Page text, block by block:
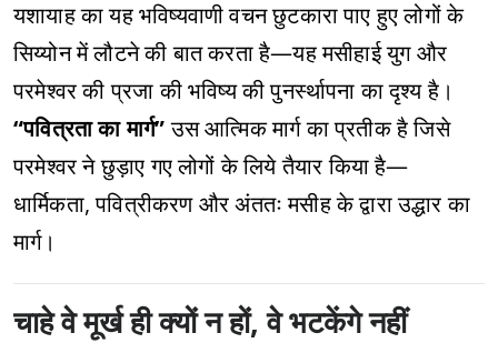
यशायाह का यह भविष्यवाणी वचन छुटकारा पाए हुए लोगों के
सिय्योन में लौटने की बात करता है—यह मसीहाई युग और
परमेश्वर की प्रजा की भविष्य की पुनर्स्थापना का दृश्य है।
“पवित्रता का मार्ग”उस आत्मिक मार्ग का प्रतीक है जिसे
परमेश्वर ने छुड़ाए गए लोगों के लिये तैयार किया है—
धार्मिकता, पवित्रीकरण और अंततः मसीह के द्वारा उद्धार का
मार्ग।
चाहे वे मूर्ख ही क्यों न हों, वे भटकेंगे नहीं